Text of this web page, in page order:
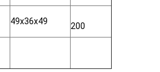
49x36x49 200